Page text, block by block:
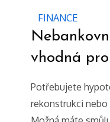
FINANCE
vhodná
Potřebujete
rekonstrukci nebo